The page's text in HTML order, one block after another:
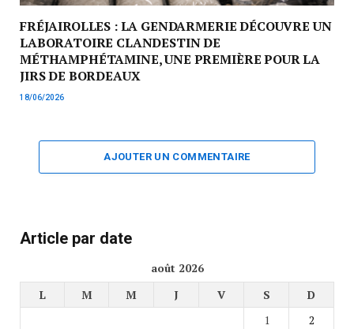
FRÉJAIROLLES : LA GENDARMERIE DÉCOUVRE UN
LABORATOIRE CLANDESTIN DE
MÉTHAMPHÉTAMINE, UNE PREMIÈRE POUR LA
JIRS DE BORDEAUX
18/06/2026
AJOUTER UN COMMENTAIRE
Article par date
août 2026
L
M M J V S
D
1
2